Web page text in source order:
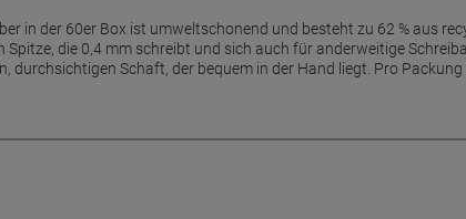
in der 60er Box ist umweltschonend und besteht zu 62 % aus
die 0,4 mm schreibt und sich auch für anderweitige
durchsichtigen Schaft, der bequem in der Hand liegt. Pro Packung